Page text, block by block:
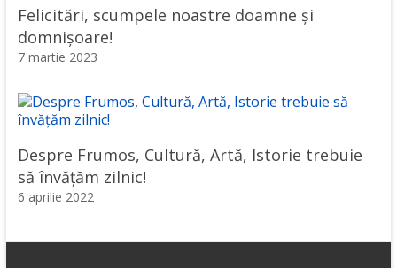
Felicitări, scumpele noastre doamne și
domnișoare!
7 martie 2023
Despre Frumos, Cultură, Artă, Istorie trebuie
să învățăm zilnic!
6 aprilie 2022